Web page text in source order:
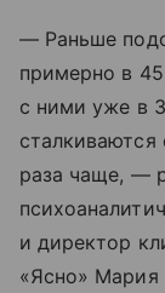
— Раньше
примерно в
с ними уже в
раза чаще, —
и директор
«Ясно» Мария